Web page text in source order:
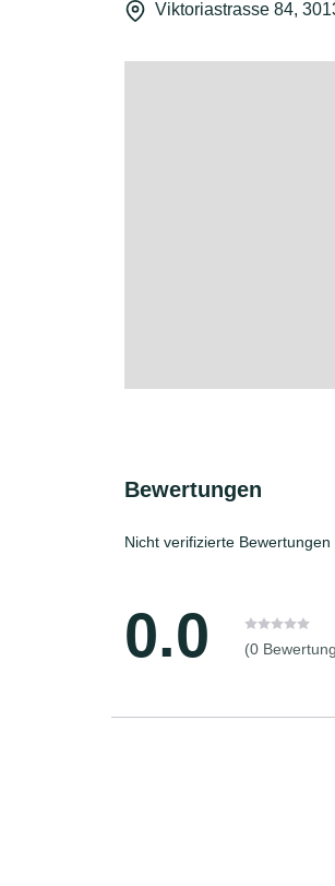
Viktoriastrasse 84,
Bewertungen
Nicht verifizierte Bewertungen
0.0 (0